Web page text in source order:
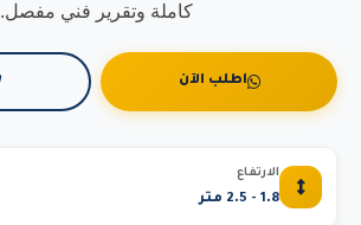
كاملة وتقرير فني مفصل.
اطلب الآن
الارتفاع
1.8 - 2.5 متر